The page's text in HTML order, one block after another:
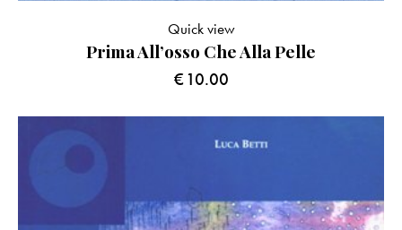
Prima All’osso Che Alla Pelle
€10.00
Quick view